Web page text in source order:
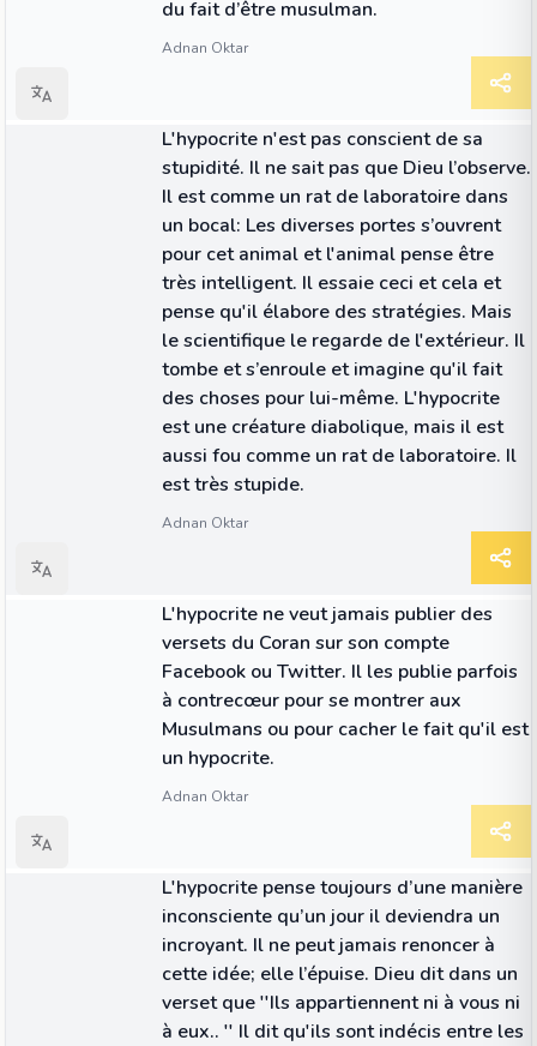
du fait d’être musulman.
Adnan Oktar
L'hypocrite n'est pas conscient de sa
stupidité. Il ne sait pas que Dieu l’observe.
Il est comme un rat de laboratoire dans
un bocal: Les diverses portes s’ouvrent
pour cet animal et l'animal pense être
très intelligent. Il essaie ceci et cela et
pense qu'il élabore des stratégies. Mais
le scientifique le regarde de l'extérieur. Il
tombe et s’enroule et imagine qu'il fait
des choses pour lui-même. L'hypocrite
est une créature diabolique, mais il est
aussi fou comme un rat de laboratoire. Il
est très stupide.
Adnan Oktar
L'hypocrite ne veut jamais publier des
versets du Coran sur son compte
Facebook ou Twitter. Il les publie parfois
à contrecœur pour se montrer aux
Musulmans ou pour cacher le fait qu'il est
un hypocrite.
Adnan Oktar
L'hypocrite pense toujours d’une manière
inconsciente qu’un jour il deviendra un
incroyant. Il ne peut jamais renoncer à
cette idée; elle l’épuise. Dieu dit dans un
verset que ''Ils appartiennent ni à vous ni
à eux.. '' Il dit qu'ils sont indécis entre les